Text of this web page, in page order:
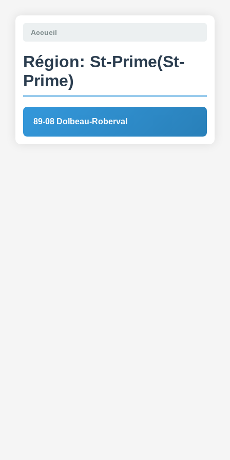
Accueil
Région: St-Prime(St-
Prime)
89-08 Dolbeau-Roberval